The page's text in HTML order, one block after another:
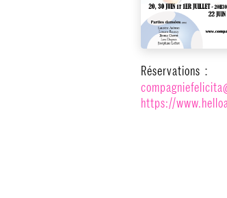
Réservations :
https://